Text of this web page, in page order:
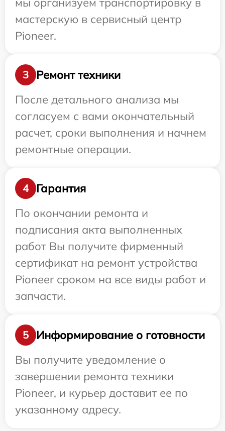
мастерскую в сервисный центр
Pioneer.
3
Ремонт техники
После детального анализа мы
согласуем с вами окончательный
расчет, сроки выполнения и начнем
ремонтные операции.
4
Гарантия
По окончании ремонта и
подписания акта выполненных
работ Вы получите фирменный
сертификат на ремонт устройства
Pioneer сроком на все виды работ и
запчасти.
5
Информирование о готовности
Вы получите уведомление о
завершении ремонта техники
Pioneer, и курьер доставит ее по
указанному адресу.